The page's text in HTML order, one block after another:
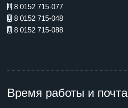
8 0152 715-077
8 0152 715-048
8 0152 715-088
Время работы и почта